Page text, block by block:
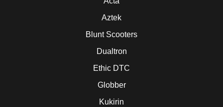
Aztek
Blunt Scooters
Dualtron
Ethic DTC
Globber
Kukirin